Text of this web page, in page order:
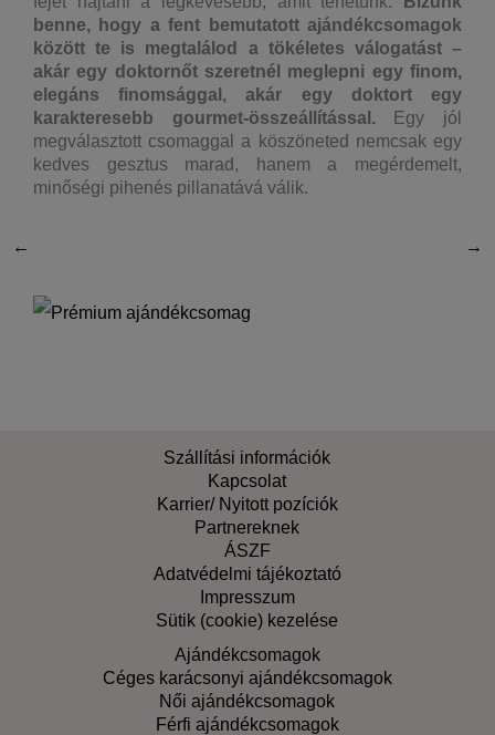
benne, hogy a fent bemutatott ajándékcsomagok
között te is megtalálod a tökéletes válogatást –
akár egy doktornőt szeretnél meglepni egy finom,
elegáns finomsággal, akár egy doktort egy
karakteresebb gourmet-összeállítással.
Egy jól
megválasztott csomaggal a köszöneted nemcsak egy
kedves gesztus marad, hanem a megérdemelt,
minőségi pihenés pillanatává válik.
← →
Szállítási információk
Kapcsolat
Karrier/ Nyitott pozíciók
Partnereknek
ÁSZF
Adatvédelmi tájékoztató
Impresszum
Sütik (cookie) kezelése
Ajándékcsomagok
Céges karácsonyi ajándékcsomagok
Női ajándékcsomagok
Férfi ajándékcsomagok